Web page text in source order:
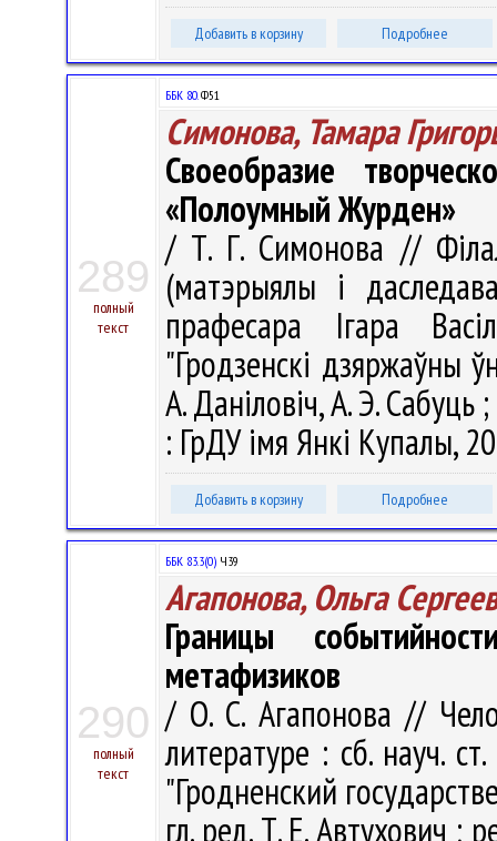
Добавить в корзину Подробнее
289
полный
текст
ББК 80.Ф51
Симонова, Тамара
Своеобразие
«Полоумный Журден»
/ Т. Г. Симонова //
(матэрыялы і
прафесара Ігара
"Гродзенскі дзяржаўны
А. Даніловіч, А. Э. Сабуць
: ГрДУ імя Янкі Купалы,
Добавить в корзину Подробнее
290
полный
текст
ББК 83.3(0) Ч39
Агапонова, Ольга
Границы
метафизиков
/ О. С. Агапонова //
литературе : сб. науч.
"Гродненский
гл. ред. Т. Е. Автухович ;